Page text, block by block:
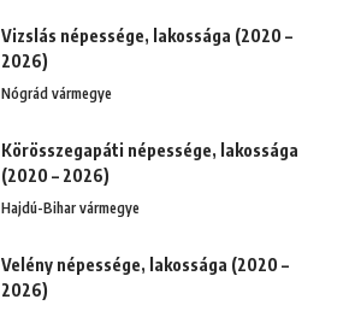
Vizslás népessége, lakossága (2020 –
2026)
Nógrád vármegye
Körösszegapáti népessége, lakossága
(2020 – 2026)
Hajdú-Bihar vármegye
Velény népessége, lakossága (2020 –
2026)